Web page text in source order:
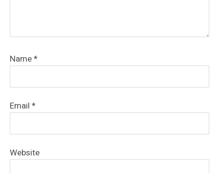
Name*
Email *
Website